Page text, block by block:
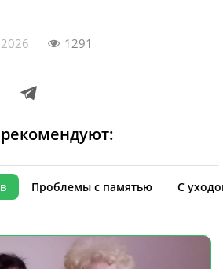
1291
Проблемы с памятью С